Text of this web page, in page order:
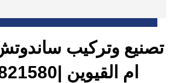
تصنيع وتركيب
ام القيوين |0557821580